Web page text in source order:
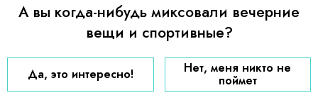
А вы когда-нибудь миксовали вечерние
вещи и спортивные?
Да, это интересно! Нет, меня никто не
поймет